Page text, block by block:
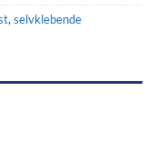
, selvklebende